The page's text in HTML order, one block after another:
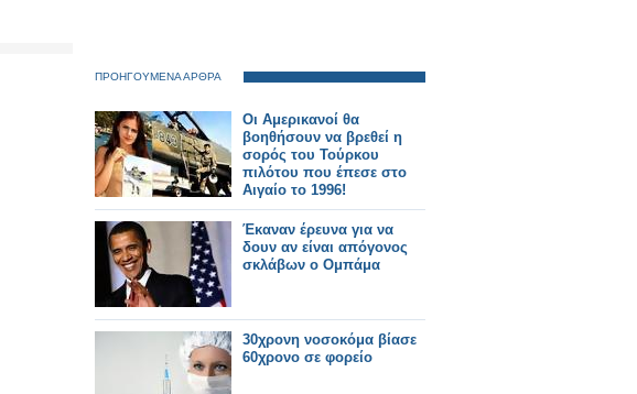
ΠΡΟΗΓΟΥΜΕΝΑ ΑΡΘΡΑ
Οι Αμερικανοί θα
βοηθήσουν να βρεθεί η
σορός του Τούρκου
πιλότου που έπεσε στο
Αιγαίο το 1996!
Έκαναν έρευνα για να
δουν αν είναι απόγονος
σκλάβων ο Ομπάμα
30χρονη νοσοκόμα βίασε
60χρονο σε φορείο